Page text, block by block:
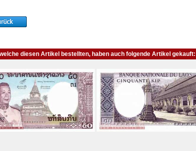
diesen Artikel bestellten, haben auch folgende Artikel gekauft: